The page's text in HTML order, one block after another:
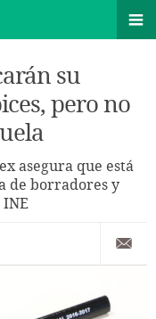
su
pero no
asegura que está
de borradores y
INE